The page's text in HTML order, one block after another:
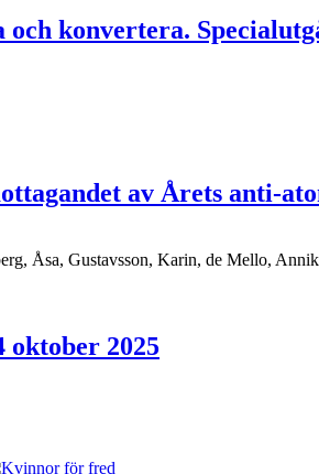
konvertera.
av Årets anti-
Åsa, Gustavsson, Karin, de Mello,
oktober 2025